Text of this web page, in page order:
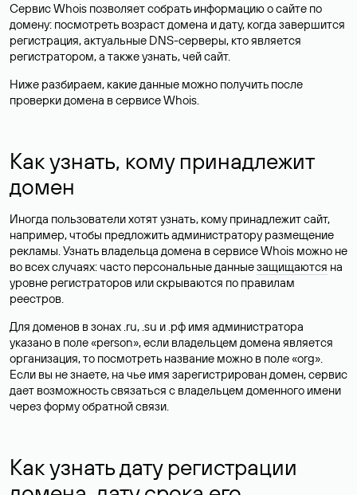
Сервис Whois позволяет собрать информацию о сайте по
домену: посмотреть возраст домена и дату, когда завершится
регистрация, актуальные DNS-серверы, кто является
регистратором, а также узнать, чей сайт.
Ниже разбираем, какие данные можно получить после
проверки домена в сервисе Whois.
Как узнать, кому принадлежит
домен
Иногда пользователи хотят узнать, кому принадлежит сайт,
например, чтобы предложить администратору размещение
рекламы. Узнать владельца домена в сервисе Whois можно не
во всех случаях: часто персональные данныезащищаются на
уровне регистраторов или скрываются по правилам
реестров.
Для доменов в зонах .ru, .su и .рф имя администратора
указано в поле «person», если владельцем домена является
организация, то посмотреть название можно в поле «org».
Если вы не знаете, на чье имя зарегистрирован домен, сервис
дает возможность связаться с владельцем доменного имени
через форму обратной связи.
Как узнать дату регистрации